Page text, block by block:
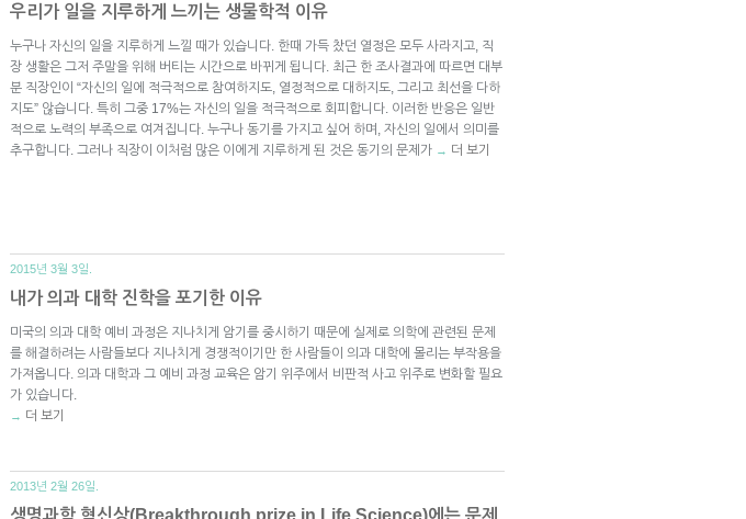
우리가 일을 지루하게 느끼는 생물학적 이유
누구나 자신의 일을 지루하게 느낄 때가 있습니다. 한때 가득 찼던 열정은 모두 사라지고, 직
장 생활은 그저 주말을 위해 버티는 시간으로 바뀌게 됩니다. 최근 한 조사결과에 따르면 대부
분 직장인이 “자신의 일에 적극적으로 참여하지도, 열정적으로 대하지도, 그리고 최선을 다하
지도” 않습니다. 특히 그중 17%는 자신의 일을 적극적으로 회피합니다. 이러한 반응은 일반
적으로 노력의 부족으로 여겨집니다. 누구나 동기를 가지고 싶어 하며, 자신의 일에서 의미를
추구합니다. 그러나 직장이 이처럼 많은 이에게 지루하게 된 것은 동기의 문제가 → 더 보기
2015년 3월 3일.
내가 의과 대학 진학을 포기한 이유
미국의 의과 대학 예비 과정은 지나치게 암기를 중시하기 때문에 실제로 의학에 관련된 문제
를 해결하려는 사람들보다 지나치게 경쟁적이기만 한 사람들이 의과 대학에 몰리는 부작용을
가져옵니다. 의과 대학과 그 예비 과정 교육은 암기 위주에서 비판적 사고 위주로 변화할 필요
가 있습니다.
→ 더 보기
2013년 2월 26일.
생명과학 혁신상(Breakthrough prize in Life Science)에는 문제